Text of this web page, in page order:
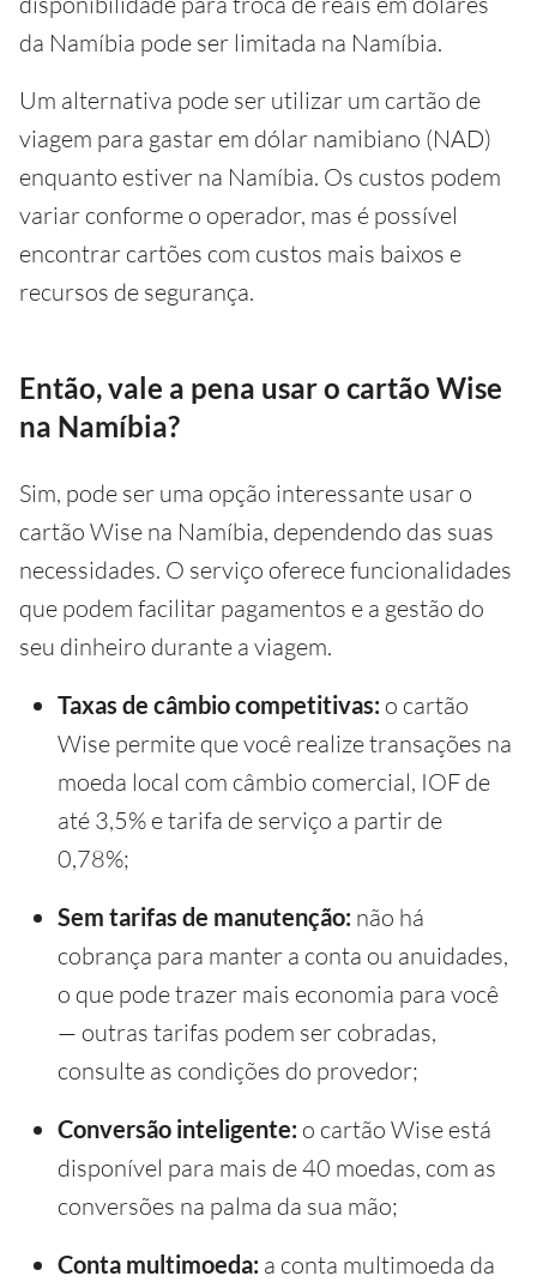
da Namíbia pode ser limitada na Namíbia.
Um alternativa pode ser utilizar um cartão de
viagem para gastar em dólar namibiano (NAD)
enquanto estiver na Namíbia. Os custos podem
variar conforme o operador, mas é possível
encontrar cartões com custos mais baixos e
recursos de segurança.
Então, vale a pena usar o cartão Wise
na Namíbia?
Sim, pode ser uma opção interessante usar o
cartão Wise na Namíbia, dependendo das suas
necessidades. O serviço oferece funcionalidades
que podem facilitar pagamentos e a gestão do
seu dinheiro durante a viagem.
Taxas de câmbio competitivas: o cartão
Wise permite que você realize transações na
moeda local com câmbio comercial, IOF de
até 3,5% e tarifa de serviço a partir de
0,78%;
Sem tarifas de manutenção: não há
cobrança para manter a conta ou anuidades,
o que pode trazer mais economia para você
— outras tarifas podem ser cobradas,
consulte as condições do provedor;
Conversão inteligente: o cartão Wise está
disponível para mais de 40 moedas, com as
conversões na palma da sua mão;
Conta multimoeda: a conta multimoeda da